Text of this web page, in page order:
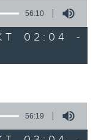
婢、退婚结
娘」
56:10
02:04 -
56:19